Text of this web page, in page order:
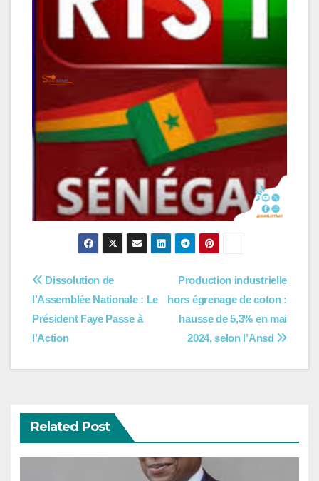
Navigation
de
l’article
Production industrielle
hors égrenage de coton :
hausse de 5,3% en mai
2024, selon l’Ansd
Dissolution de
l’Assemblée Nationale : Le
Président Faye Passe à
l’Action
Related Post